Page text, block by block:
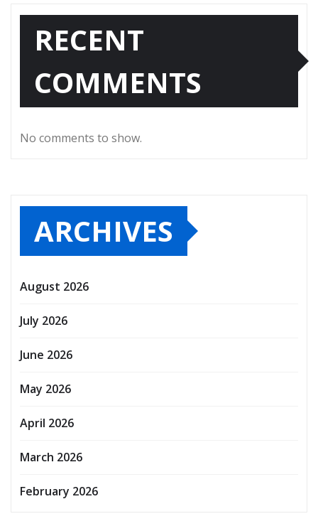
RECENT
COMMENTS
No comments to show.
ARCHIVES
August 2026
July 2026
June 2026
May 2026
April 2026
March 2026
February 2026